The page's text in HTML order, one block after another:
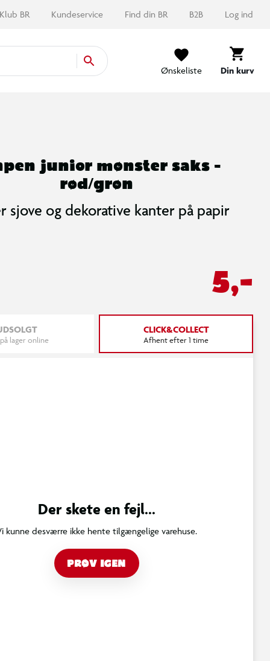
Klub BR Kundeservice Find din BR B2B Log ind
Ønskeliste Din kurv
junior mønster saks -
rød/grøn
sjove og dekorative kanter på papir
5,-
lager online
CLICK&COLLECT
Afhent efter 1 time
Der skete en fejl...
kunne desværre ikke hente tilgængelige varehuse.
PRØV IGEN